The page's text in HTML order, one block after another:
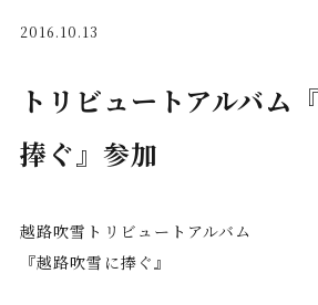
2016.10.13
トリビュートアルバム
捧ぐ』参加
越路吹雪トリビュートアルバム
『越路吹雪に捧ぐ』